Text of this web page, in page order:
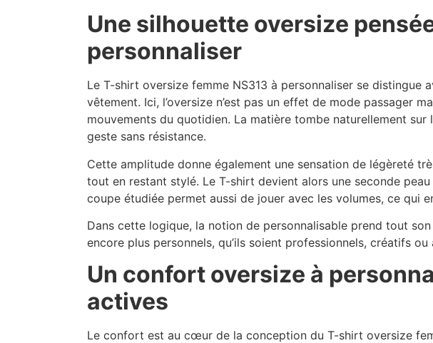
Une silhouette oversize
personnaliser
Le T-shirt oversize femme NS313 à personnaliser se
vêtement. Ici, l’oversize n’est pas un effet de mode passager
mouvements du quotidien. La matière tombe naturellement
geste sans résistance.
Cette amplitude donne également une sensation de légèreté
tout en restant stylé. Le T-shirt devient alors une seconde
coupe étudiée permet aussi de jouer avec les volumes, ce qui
Dans cette logique, la notion de personnalisable prend tout
encore plus personnels, qu’ils soient professionnels, créatifs ou
Un confort oversize à
actives
Le confort est au cœur de la conception du T-shirt oversize